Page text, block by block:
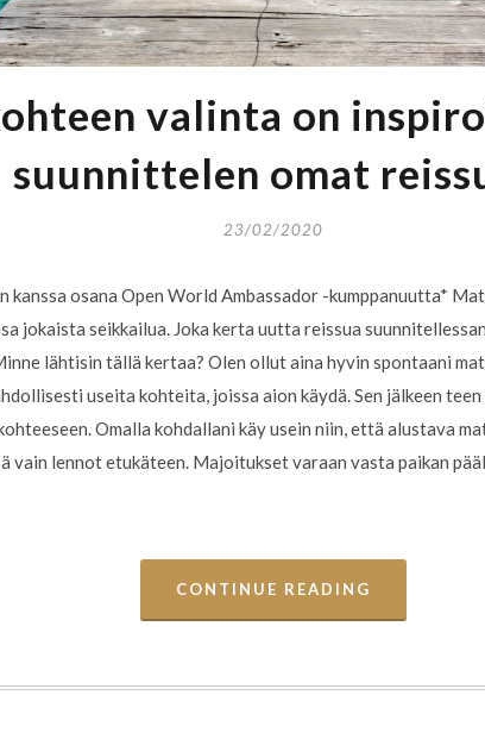
valinta on
suunnittelen omat
23/02/2020
kanssa osana Open World Ambassador -kumppanuutta*
jokaista seikkailua. Joka kerta uutta reissua
lähtisin tällä kertaa? Olen ollut aina hyvin spontaani
useita kohteita, joissa aion käydä. Sen jälkeen
Omalla kohdallani käy usein niin, että alustava
vain lennot etukäteen. Majoitukset varaan vasta paikan
CONTINUE READING